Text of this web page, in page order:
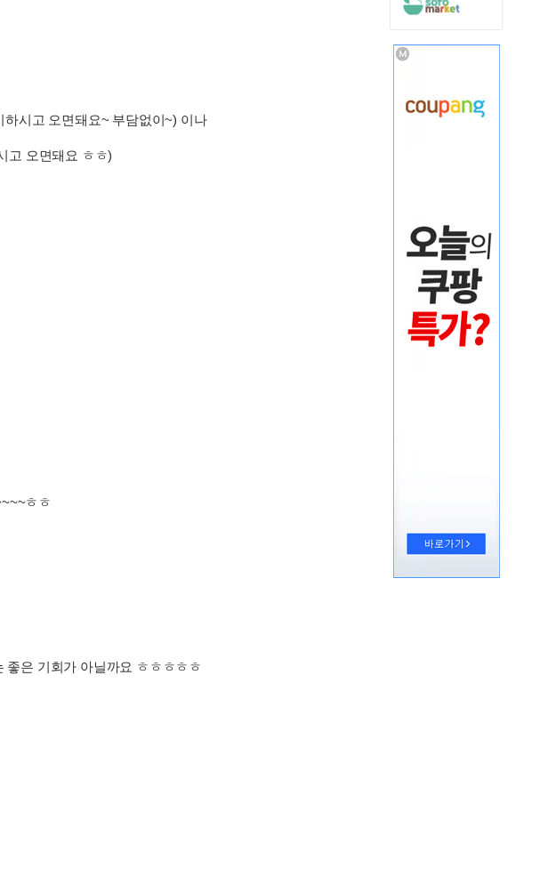
시고 오면돼요~ 부담없이~) 이나
고 오면돼요 ㅎㅎ)
ㅎㅎ
은 기회가 아닐까요 ㅎㅎㅎㅎㅎ